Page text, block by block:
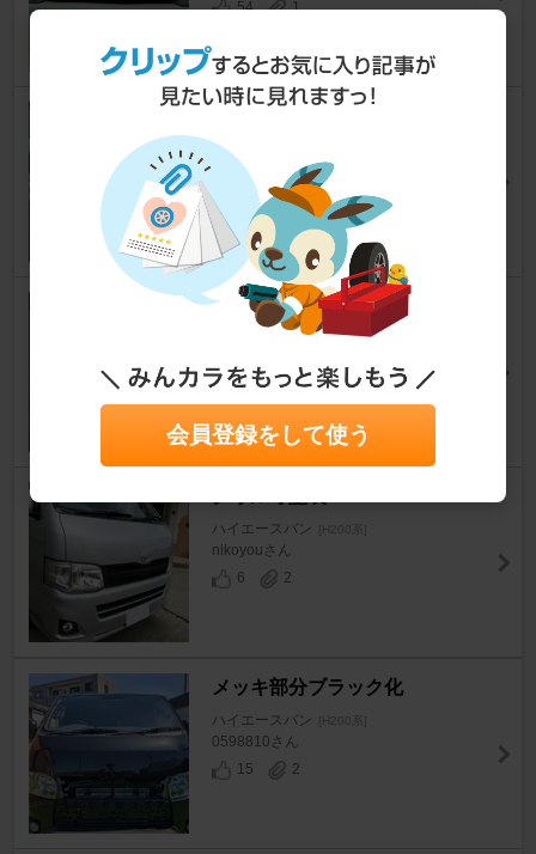
54 1
ハイエースバン
osa36さん
0
リアガーニッシュとリアエンブ
レムをマットブラック化
ハイエースバン [H200系]
M channel blogさん
ハイエースバン
nikoyouさん
6
2
メッキ部分ブラック化
ハイエースバン [H200系]
0598810さん
15
2
会員登録をして使う